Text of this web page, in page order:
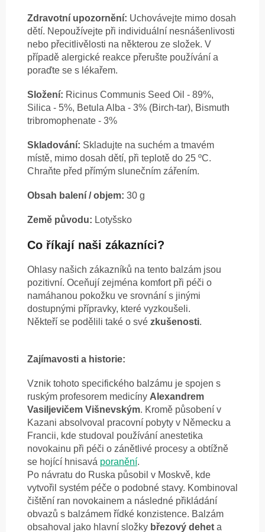
Zdravotní upozornění: Uchovávejte mimo dosah
dětí. Nepoužívejte při individuální nesnášenlivosti
nebo přecitlivělosti na některou ze složek. V
případě alergické reakce přerušte používání a
poraďte se s lékařem.
Složení: Ricinus Communis Seed Oil - 89%,
Silica - 5%, Betula Alba - 3% (Birch-tar), Bismuth
tribromophenate - 3%
Skladování: Skladujte na suchém a tmavém
místě, mimo dosah dětí, při teplotě do 25 ºC.
Chraňte před přímým slunečním zářením.
Obsah balení / objem: 30 g
Země původu: Lotyšsko
Co říkají naši zákazníci?
Ohlasy našich zákazníků na tento balzám jsou
pozitivní. Oceňují zejména komfort při péči o
namáhanou pokožku ve srovnání s jinými
dostupnými přípravky, které vyzkoušeli.
Někteří se podělili také o své zkušenosti.
Zajímavosti a historie:
Vznik tohoto specifického balzámu je spojen s
ruským profesorem medicíny Alexandrem
Vasiljevičem Višnevským. Kromě působení v
Kazani absolvoval pracovní pobyty v Německu a
Francii, kde studoval používání anestetika
novokainu při péči o zánětlivé procesy a obtížně
se hojící hnisavá poranění.
Po návratu do Ruska působil v Moskvě, kde
vytvořil systém péče o podobné stavy. Kombinoval
čištění ran novokainem a následné přikládání
obvazů s balzámem řídké konzistence. Balzám
obsahoval jako hlavní složky březový dehet a